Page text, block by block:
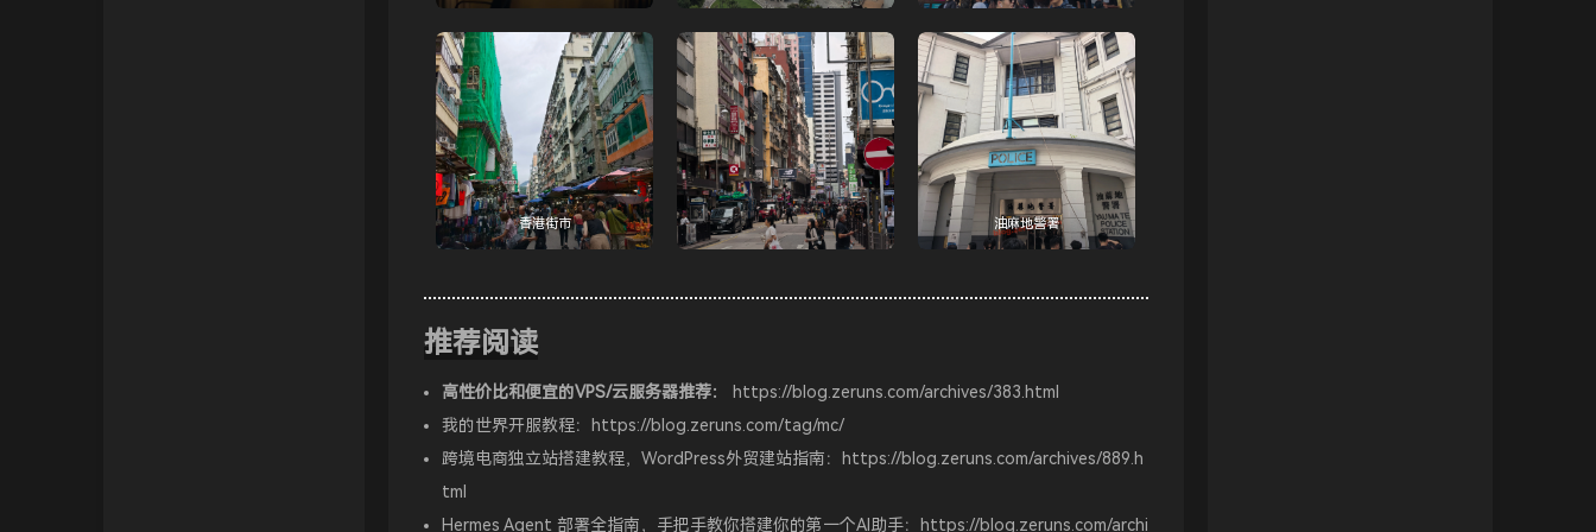
香港街市 油麻地警署
推荐阅读
高性价比和便宜的VPS/云服务器推荐：
https://blog.zeruns.com/archives/383.html
我的世界开服教程：
https://blog.zeruns.com/tag/mc/
跨境电商独立站搭建教程，WordPress外贸建站指南：
https://blog.zeruns.com/archives/889.h
tml
Hermes Agent 部署全指南，手把手教你搭建你的第一个AI助手：
https://blog.zeruns.com/archi